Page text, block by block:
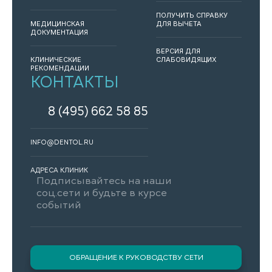
МЕДИЦИНСКАЯ
ДОКУМЕНТАЦИЯ
КЛИНИЧЕСКИЕ
РЕКОМЕНДАЦИИ
ПОЛУЧИТЬ СПРАВКУ
ДЛЯ ВЫЧЕТА
ВЕРСИЯ ДЛЯ
СЛАБОВИДЯЩИХ
КОНТАКТЫ
8 (495) 662 58 85
INFO@DENTOL.RU
АДРЕСА КЛИНИК
Подписывайтесь на наши
соц.сети и будьте в курсе
событий
ОБРАЩЕНИЕ К РУКОВОДСТВУ СЕТИ